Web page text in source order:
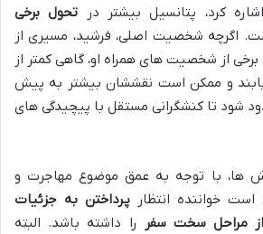
کرد، پتانسیل بیشتر در تحول برخی
اگرچه شخصیت اصلی، فرشید، مسیری از
برخی از شخصیت های همراه او، گاهی کمتر از
و ممکن است نقششان بیشتر به پیش
شود تا کنشگرانی مستقل با پیچیدگی های
ها، با توجه به عمق موضوع مهاجرت و
خواننده انتظار پرداختن به جزئیات
مراحل سخت سفر
را داشته باشد. البته